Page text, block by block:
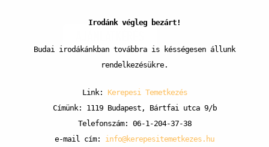
Irodánk végleg bezárt!
Budai irodákánkban továbbra is késségesen állunk
rendelkezésükre.
Link: Kerepesi Temetkezés
Címünk: 1119 Budapest, Bártfai utca 9/b
Telefonszám: 06-1-204-37-38
e-mail cím: info@kerepesitemetkezes.hu